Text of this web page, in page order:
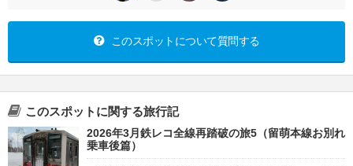
このスポットについて質問する
このスポットに関する旅行記
2026年3月鉄レコ全線再踏破の旅5（留萌本線お別れ
乗車後篇）